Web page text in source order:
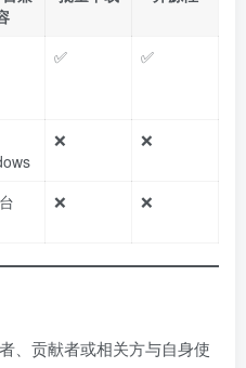
✅ ✅
❌ ❌
❌ ❌
、贡献者或相关方与自身使